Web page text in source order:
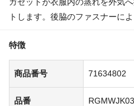
トします。後脇のファスナーに
特徴
商品番号 71634802
品番